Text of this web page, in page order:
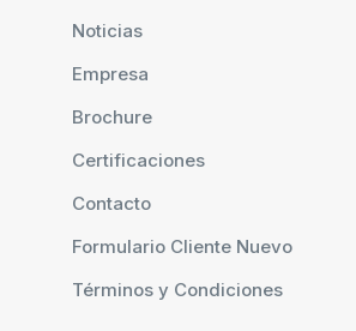
Noticias
Empresa
Brochure
Certificaciones
Contacto
Formulario Cliente Nuevo
Términos y Condiciones